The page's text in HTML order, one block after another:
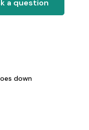
down